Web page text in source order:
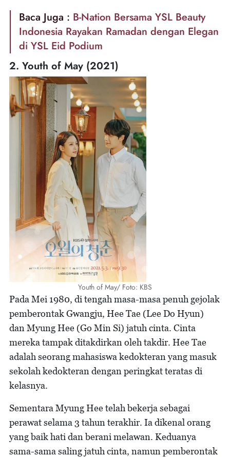
Baca Juga : B-Nation Bersama YSL Beauty
Indonesia Rayakan Ramadan dengan Elegan
di YSL Eid Podium
2. Youth of May (2021)
Youth of May/ Foto: KBS
Pada Mei 1980, di tengah masa-masa penuh gejolak
pemberontak Gwangju, Hee Tae (Lee Do Hyun)
dan Myung Hee (Go Min Si) jatuh cinta. Cinta
mereka tampak ditakdirkan oleh takdir. Hee Tae
adalah seorang mahasiswa kedokteran yang masuk
sekolah kedokteran dengan peringkat teratas di
kelasnya.
Sementara Myung Hee telah bekerja sebagai
perawat selama 3 tahun terakhir. Ia dikenal orang
yang baik hati dan berani melawan. Keduanya
sama-sama saling jatuh cinta, namun pemberontak